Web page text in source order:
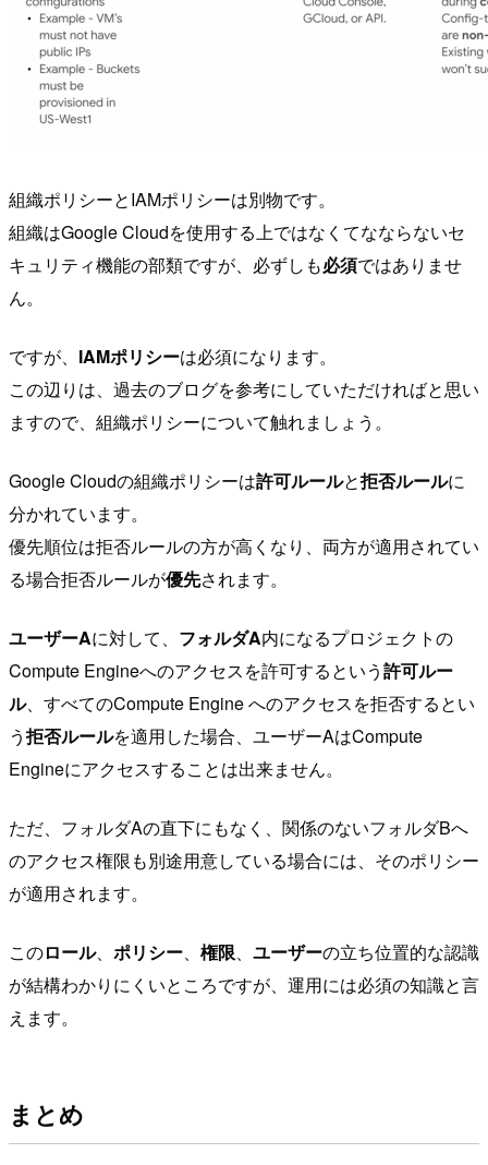
組織ポリシーとIAMポリシーは別物です。
組織はGoogle Cloudを使用する上ではなくてなならないセ
キュリティ機能の部類ですが、必ずしも必須ではありませ
ん。
ですが、 IAMポリシーは必須になります。
この辺りは、過去のブログを参考にしていただければと思い
ますので、組織ポリシーについて触れましょう。
Google Cloudの組織ポリシーは許可ルールと拒否ルールに
分かれています。
優先順位は拒否ルールの方が高くなり、両方が適用されてい
る場合拒否ルールが優先されます。
ユーザーAに対して、 フォルダA内になるプロジェクトの
Compute Engineへのアクセスを許可するという許可ルー
ル、すべてのCompute Engine へのアクセスを拒否するとい
う拒否ルールを適用した場合、ユーザーAはCompute
Engineにアクセスすることは出来ません。
ただ、フォルダAの直下にもなく、関係のないフォルダBへ
のアクセス権限も別途用意している場合には、そのポリシー
が適用されます。
このロール、 ポリシー、 権限、 ユーザーの立ち位置的な認識
が結構わかりにくいところですが、運用には必須の知識と言
えます。
まとめ